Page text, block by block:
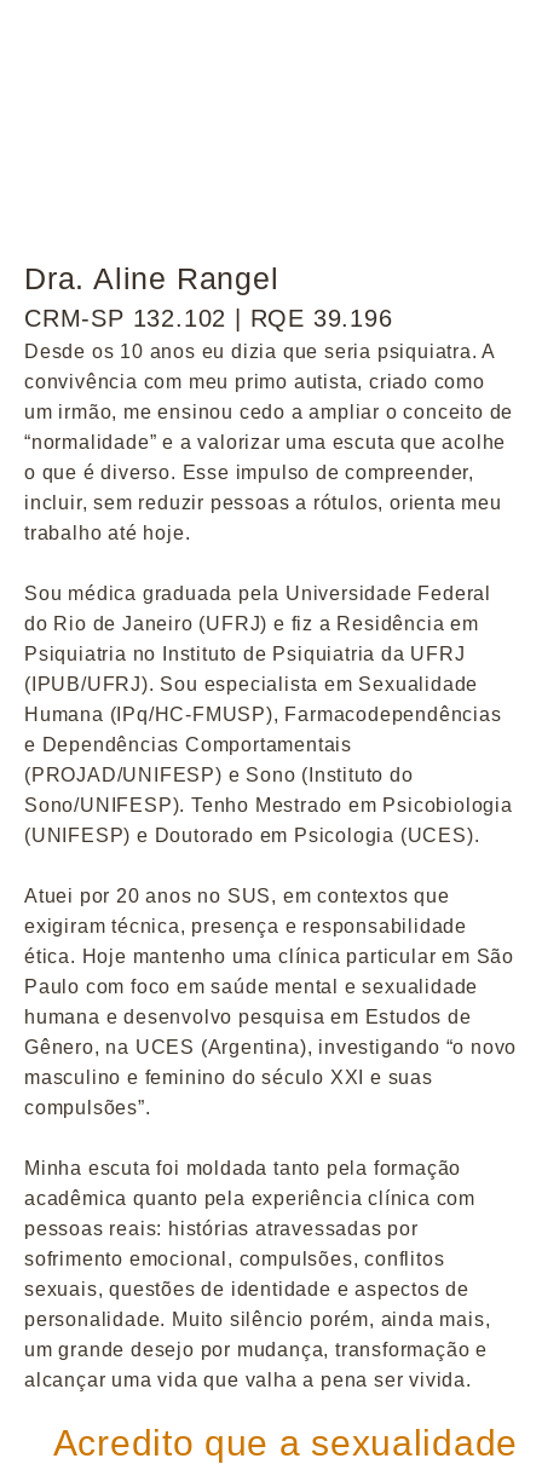
Dra. Aline Rangel
CRM-SP 132.102 | RQE 39.196
Desde os 10 anos eu dizia que seria psiquiatra. A
convivência com meu primo autista, criado como
um irmão, me ensinou cedo a ampliar o conceito de
“normalidade” e a valorizar uma escuta que acolhe
o que é diverso. Esse impulso de compreender,
incluir, sem reduzir pessoas a rótulos, orienta meu
trabalho até hoje.
Sou médica graduada pela Universidade Federal
do Rio de Janeiro (UFRJ) e fiz a Residência em
Psiquiatria no Instituto de Psiquiatria da UFRJ
(IPUB/UFRJ). Sou especialista em Sexualidade
Humana (IPq/HC-FMUSP), Farmacodependências
e Dependências Comportamentais
(PROJAD/UNIFESP) e Sono (Instituto do
Sono/UNIFESP). Tenho Mestrado em Psicobiologia
(UNIFESP) e Doutorado em Psicologia (UCES).
Atuei por 20 anos no SUS, em contextos que
exigiram técnica, presença e responsabilidade
ética. Hoje mantenho uma clínica particular em São
Paulo com foco em saúde mental e sexualidade
humana e desenvolvo pesquisa em Estudos de
Gênero, na UCES (Argentina), investigando “o novo
masculino e feminino do século XXI e suas
compulsões”.
Minha escuta foi moldada tanto pela formação
acadêmica quanto pela experiência clínica com
pessoas reais: histórias atravessadas por
sofrimento emocional, compulsões, conflitos
sexuais, questões de identidade e aspectos de
personalidade. Muito silêncio porém, ainda mais,
um grande desejo por mudança, transformação e
alcançar uma vida que valha a pena ser vivida.
Acredito que a sexualidade